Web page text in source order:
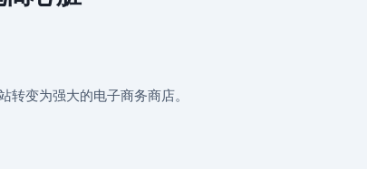
变为强大的电子商务商店。